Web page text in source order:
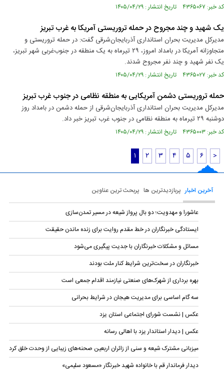
کد خبر: ۴۳۶۵۰۶۷ تاریخ انتشار : ۱۴۰۵/۰۴/۲۹
یک شهید و چند مجروح در حمله تروریستی آمریکا به غرب تبریز
مدیرکل مدیریت بحران استانداری آذربایجان‌شرقی گفت: در حمله تروریستی و
متجاوزانه آمریکا در بامداد امروز، ۲۹ تیرماه به یک منطقه در جنوب‌غربی شهر تبریز،
یک نفر شهید و چند نفر مجروح شدند.
کد خبر: ۴۳۶۵۰۲۷ تاریخ انتشار : ۱۴۰۵/۰۴/۲۹
حمله تروریستی دشمن آمریکایی به منطقه نظامی در جنوب غرب تبریز
مدیرکل مدیریت بحران استانداری آذربایجان‌شرقی از حمله دشمن در بامداد روز
دوشنبه ۲۹ تیرماه به منطقه نظامی در جنوب غرب تبریز خبر داد.
کد خبر: ۴۳۶۵۰۰۳ تاریخ انتشار : ۱۴۰۵/۰۴/۲۹
۱ ۲ ۳ ۴ ۵ ۶ >
آخرین اخبار پربازدیدترین ها پربحث ترین عناوین
عاشورا و مهدویت؛ دو بال پرواز شیعه در مسیر تمدن‌سازی
ایستادگی خبرنگاران در خط مقدم روایت برای زنده ماندن حقیقت
مسائل و مشکلات خبرنگاران با جدیت پیگیری می‌شود
خبرنگاران در سخت‌ترین شرایط کنار ملت بودند
بهره برداری از شهرک‌های صنعتی نیازمند اقدام جمعی است
سه گام اساسی برای مدیریت هیجان در شرایط بحرانی
عکس | نشست شورای اجتماعی استان یزد
عکس | دیدار استاندار یزد با اهالی رسانه
میزبانی مشترک شیعه و سنی از زائران اربعین صحنه‌های زیبایی از وحدت خلق کرد
دیدار فرماندار قم با خانواده شهید خبرنگار «مسعود سلیمی»